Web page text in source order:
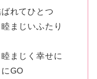
れてひとつ
まじいふたり
まじく幸せに
GO